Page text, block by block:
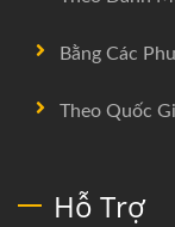
Bằng Các
Theo Quốc
Hỗ Trợ